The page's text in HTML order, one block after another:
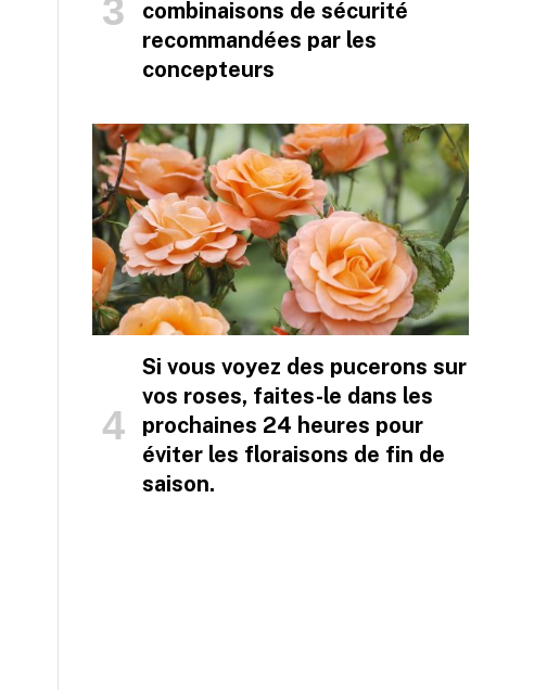
combinaisons de sécurité
recommandées par les
concepteurs
Si vous voyez des pucerons sur
vos roses, faites-le dans les
prochaines 24 heures pour
éviter les floraisons de fin de
saison.